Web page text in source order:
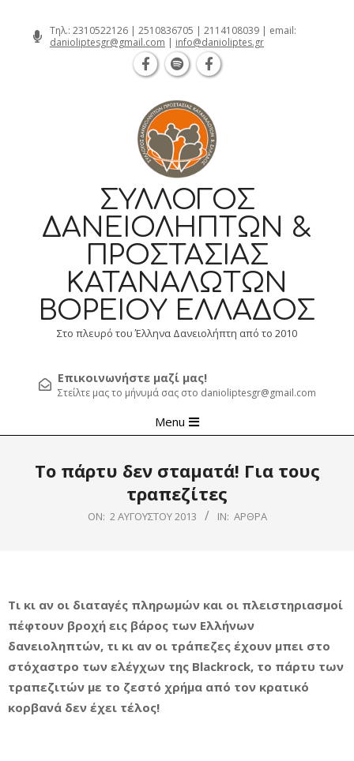
Τηλ.: 2310522126 | 2510836705 | 2114108039 | email:
danioliptesgr@gmail.com | info@danioliptes.gr
ΣΎΛΛΟΓΟΣ
ΔΑΝΕΙΟΛΗΠΤΏΝ &
ΠΡΟΣΤΑΣΊΑΣ
ΚΑΤΑΝΑΛΩΤΏΝ
ΒΟΡΕΊΟΥ ΕΛΛΆΔΟΣ
Στο πλευρό του Έλληνα Δανειολήπτη από το 2010
Επικοινωνήστε μαζί μας!
Στείλτε μας το μήνυμά σας στο danioliptesgr@gmail.com
Navigation
Menu
Το πάρτυ δεν σταματά! Για τους
τραπεζίτες
ON: 2 ΑΥΓΟΎΣΤΟΥ 2013 IN: ΆΡΘΡΑ
Τι κι αν οι διαταγές πληρωμών και οι πλειστηριασμοί
πέφτουν βροχή εις βάρος των Ελλήνων
δανειοληπτών, τι κι αν οι τράπεζες έχουν μπει στο
στόχαστρο των ελέγχων της Blackrock, το πάρτυ των
τραπεζιτών με το ζεστό χρήμα από τον κρατικό
κορβανά δεν έχει τέλος!